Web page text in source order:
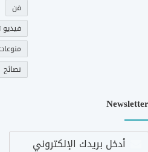
فن
فيديو
نصائح
Newsletter
أدخل